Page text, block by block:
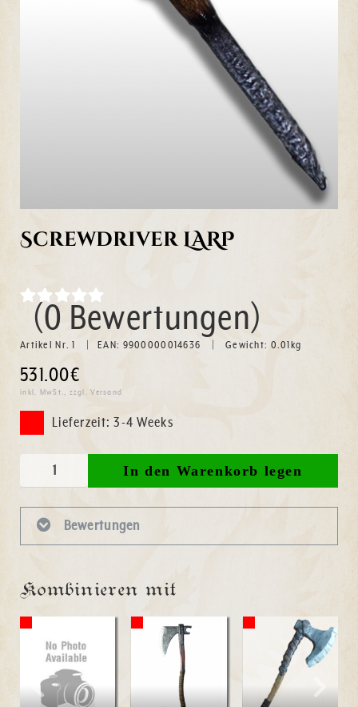
Screwdriver LARP
(0 Bewertungen)
Artikel Nr. 1 EAN: 9900000014636 Gewicht: 0.01kg
531.00€
inkl. MwSt., zzgl. Versand
Lieferzeit: 3-4 Weeks
Bewertungen
Kombinieren mit